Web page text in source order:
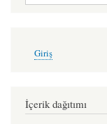
account
Giriş
İçerik dağıtımı